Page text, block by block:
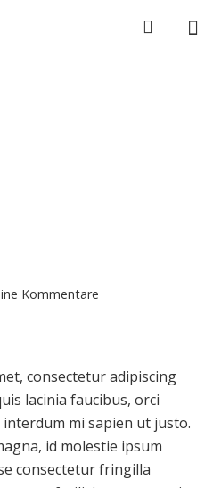
Kommentare
consectetur adipiscing
lacinia faucibus, orci
mi sapien ut justo.
id molestie ipsum
consectetur fringilla